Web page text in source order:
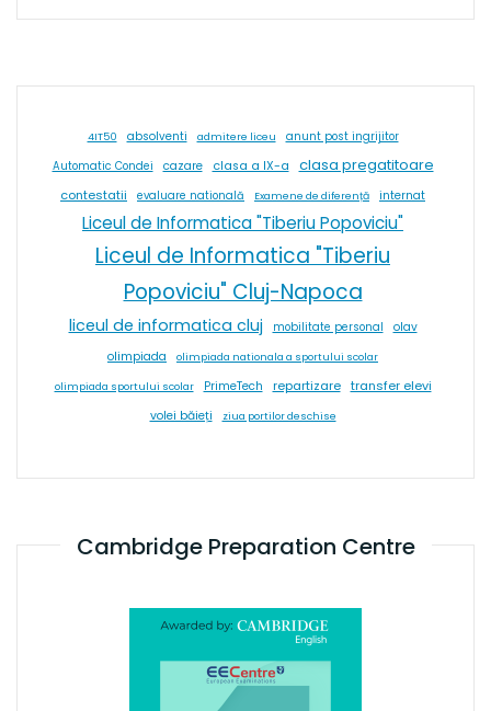
4IT50 absolventi admitere liceu anunt post ingrijitor
Automatic Condei cazare clasa a IX-a clasa pregatitoare
contestatii evaluare natională Examene de diferență internat
Liceul de Informatica "Tiberiu Popoviciu"
Liceul de Informatica "Tiberiu
Popoviciu" Cluj-Napoca
liceul de informatica cluj mobilitate personal
olav
olimpiada
olimpiada nationala a sportului scolar
olimpiada sportului scolar PrimeTech repartizare transfer elevi
volei băieți ziua portilor deschise
Cambridge Preparation Centre